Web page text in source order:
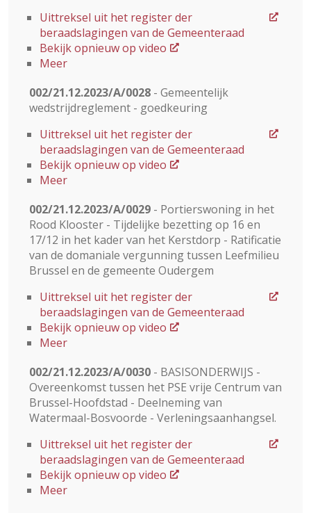
Uittreksel uit het register der
beraadslagingen van de Gemeenteraad
Bekijk opnieuw op video
Meer
002/21.12.2023/A/0028 - Gemeentelijk
wedstrijdreglement - goedkeuring
Uittreksel uit het register der
beraadslagingen van de Gemeenteraad
Bekijk opnieuw op video
Meer
002/21.12.2023/A/0029 - Portierswoning in het
Rood Klooster - Tijdelijke bezetting op 16 en
17/12 in het kader van het Kerstdorp - Ratificatie
van de domaniale vergunning tussen Leefmilieu
Brussel en de gemeente Oudergem
Uittreksel uit het register der
beraadslagingen van de Gemeenteraad
Bekijk opnieuw op video
Meer
002/21.12.2023/A/0030 - BASISONDERWIJS -
Overeenkomst tussen het PSE vrije Centrum van
Brussel-Hoofdstad - Deelneming van
Watermaal-Bosvoorde - Verleningsaanhangsel.
Uittreksel uit het register der
beraadslagingen van de Gemeenteraad
Bekijk opnieuw op video
Meer